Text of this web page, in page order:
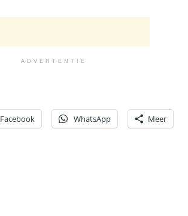
ADVERTENTIE
Facebook WhatsApp Meer